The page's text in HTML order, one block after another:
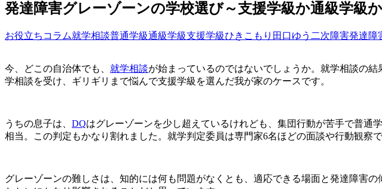
発達障害グレーゾーンの学校選び～支援学級か通級学級
お役立ち コラム就学相談普通学級通級学級支援学級ひきこもり 田口ゆう 二次障害発達障
今、どこの自治体でも、 就学相談が始まっているのではないでしょうか。就学相談の
学相談を受け、ギリギリまで悩んで支援学級を選んだ我が家のケースです。
うちの息子は、 DQはグレーゾーンを少し超えているけれども、集団行動が苦手で普通
相当。この判定もかなり割れました。就学判定委員は専門家6名ほどの面談や行動観察
グレーゾーンの難しさは、知的には何も問題がなくとも、適応できる場面と発達障害